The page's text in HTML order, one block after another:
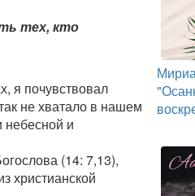
тех, кто
я почувствовал
не хватало в нашем
небесной и
(14: 7,13),
христианской